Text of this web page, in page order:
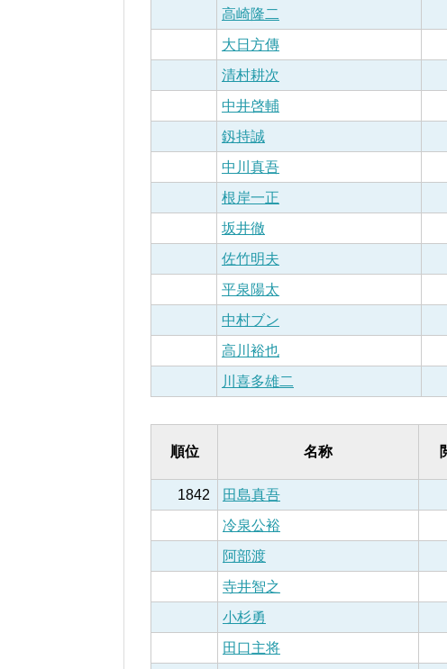
高崎隆二
大日方傳
清村耕次
中井啓輔
釼持誠
中川真吾
根岸一正
坂井徹
佐竹明夫
平泉陽太
中村ブン
高川裕也
川喜多雄二
順位 名称
1842
田島真吾
冷泉公裕
阿部渡
寺井智之
小杉勇
田口主将